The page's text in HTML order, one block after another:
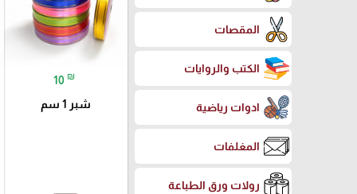
المقصات
الكتب والروايات
ادوات رياضية
المغلفات
رولات ورق الطباعة
10 ₪
شبر 1 سم